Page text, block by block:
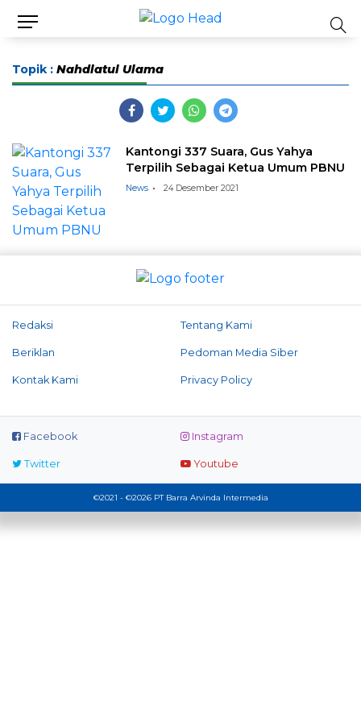
Topik : Nahdlatul Ulama
Kantongi 337 Suara, Gus Yahya
Terpilih Sebagai Ketua Umum PBNU
News 24 Desember 2021
Redaksi Tentang Kami
Beriklan Pedoman Media Siber
Kontak Kami Privacy Policy
Facebook Instagram
Twitter Youtube
©2021 - ©2026 PT Barra Arvinda Intermedia